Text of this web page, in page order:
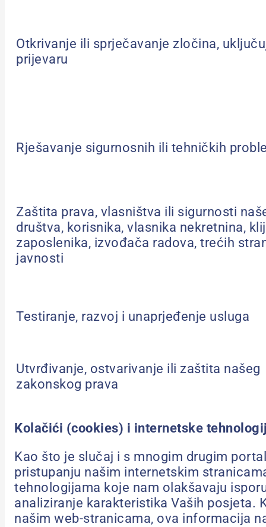
Otkrivanje ili sprječavanje zločina,
prijevaru
Rješavanje sigurnosnih ili tehničkih
Zaštita prava, vlasništva ili sigurnosti
društva, korisnika, vlasnika nekretnina,
zaposlenika, izvođača radova, trećih
javnosti
Testiranje, razvoj i unaprjeđenje usluga
Utvrđivanje, ostvarivanje ili zaštita našeg
zakonskog prava
Kolačići (cookies) i internetske
Kao što je slučaj i s mnogim drugim
pristupanju našim internetskim
tehnologijama koje nam olakšavaju
analiziranje karakteristika Vaših posjeta.
našim web-stranicama, ova informacija